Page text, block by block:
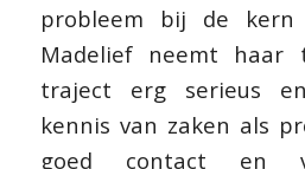
probleem bij de
Madelief neemt haar
traject erg serieus
kennis van zaken als
goed contact en